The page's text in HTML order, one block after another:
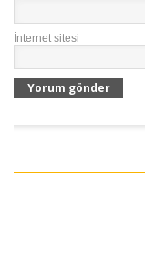
İnternet sitesi